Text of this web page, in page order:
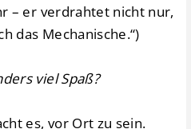
– er verdrahtet nicht nur,
das Mechanische.“)
viel Spaß?
es, vor Ort zu sein.